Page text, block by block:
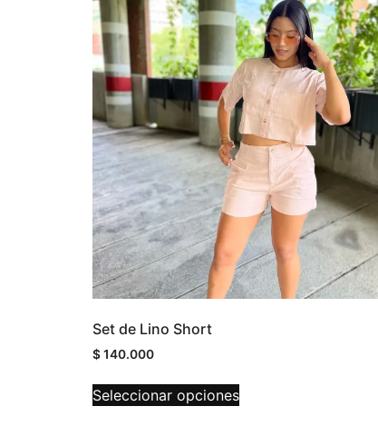
Set de Lino Short
$140.000
Seleccionar opciones